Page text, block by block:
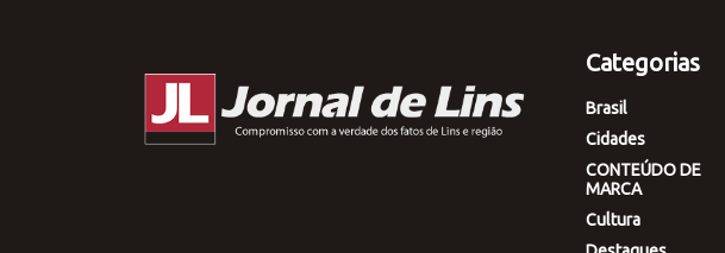
Categorias
Brasil
Cidades
CONTEÚDO DE
MARCA
Cultura